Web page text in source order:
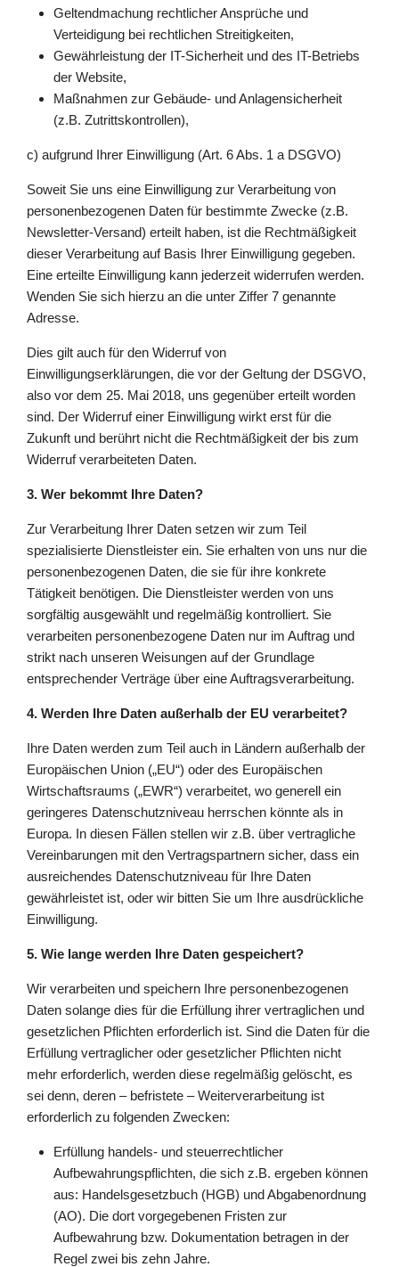
Geltendmachung rechtlicher Ansprüche und
Verteidigung bei rechtlichen Streitigkeiten,
Gewährleistung der IT-Sicherheit und des IT-Betriebs
der Website,
Maßnahmen zur Gebäude- und Anlagensicherheit
(z.B. Zutrittskontrollen),
c) aufgrund Ihrer Einwilligung (Art. 6 Abs. 1 a DSGVO)
Soweit Sie uns eine Einwilligung zur Verarbeitung von
personenbezogenen Daten für bestimmte Zwecke (z.B.
Newsletter-Versand) erteilt haben, ist die Rechtmäßigkeit
dieser Verarbeitung auf Basis Ihrer Einwilligung gegeben.
Eine erteilte Einwilligung kann jederzeit widerrufen werden.
Wenden Sie sich hierzu an die unter Ziffer 7 genannte
Adresse.
Dies gilt auch für den Widerruf von
Einwilligungserklärungen, die vor der Geltung der DSGVO,
also vor dem 25. Mai 2018, uns gegenüber erteilt worden
sind. Der Widerruf einer Einwilligung wirkt erst für die
Zukunft und berührt nicht die Rechtmäßigkeit der bis zum
Widerruf verarbeiteten Daten.
3. Wer bekommt Ihre Daten?
Zur Verarbeitung Ihrer Daten setzen wir zum Teil
spezialisierte Dienstleister ein. Sie erhalten von uns nur die
personenbezogenen Daten, die sie für ihre konkrete
Tätigkeit benötigen. Die Dienstleister werden von uns
sorgfältig ausgewählt und regelmäßig kontrolliert. Sie
verarbeiten personenbezogene Daten nur im Auftrag und
strikt nach unseren Weisungen auf der Grundlage
entsprechender Verträge über eine Auftragsverarbeitung.
4. Werden Ihre Daten außerhalb der EU verarbeitet?
Ihre Daten werden zum Teil auch in Ländern außerhalb der
Europäischen Union („EU“) oder des Europäischen
Wirtschaftsraums („EWR“) verarbeitet, wo generell ein
geringeres Datenschutzniveau herrschen könnte als in
Europa. In diesen Fällen stellen wir z.B. über vertragliche
Vereinbarungen mit den Vertragspartnern sicher, dass ein
ausreichendes Datenschutzniveau für Ihre Daten
gewährleistet ist, oder wir bitten Sie um Ihre ausdrückliche
Einwilligung.
5. Wie lange werden Ihre Daten gespeichert?
Wir verarbeiten und speichern Ihre personenbezogenen
Daten solange dies für die Erfüllung ihrer vertraglichen und
gesetzlichen Pflichten erforderlich ist. Sind die Daten für die
Erfüllung vertraglicher oder gesetzlicher Pflichten nicht
mehr erforderlich, werden diese regelmäßig gelöscht, es
sei denn, deren – befristete – Weiterverarbeitung ist
erforderlich zu folgenden Zwecken:
Erfüllung handels- und steuerrechtlicher
Aufbewahrungspflichten, die sich z.B. ergeben können
aus: Handelsgesetzbuch (HGB) und Abgabenordnung
(AO). Die dort vorgegebenen Fristen zur
Aufbewahrung bzw. Dokumentation betragen in der
Regel zwei bis zehn Jahre.